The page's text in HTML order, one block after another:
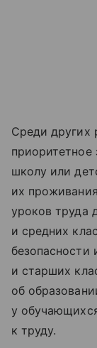
Среди других
приоритетное
школу или
их
уроков труда
и средних
и старших
об
у
к труду.